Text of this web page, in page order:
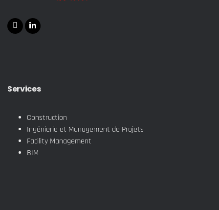
Services
Construction
Ingénierie et Management de Projets
Facility Management
BIM